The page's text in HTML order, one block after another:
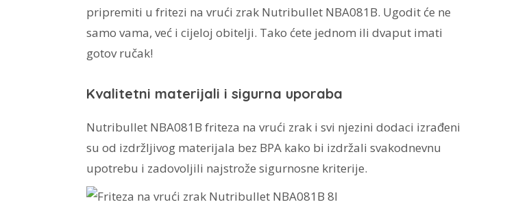
pripremiti u fritezi na vrući zrak Nutribullet NBA081B. Ugodit će ne
samo vama, već i cijeloj obitelji. Tako ćete jednom ili dvaput imati
gotov ručak!
Kvalitetni materijali i sigurna uporaba
Nutribullet NBA081B friteza na vrući zrak i svi njezini dodaci izrađeni
su od izdržljivog materijala bez BPA kako bi izdržali svakodnevnu
upotrebu i zadovoljili najstrože sigurnosne kriterije.